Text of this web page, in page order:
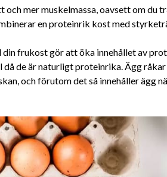
mer muskelmassa, oavsett om du
en proteinrik kost med
frukost gör att öka innehållet av
de är naturligt proteinrika. Ägg
och förutom det så innehåller ägg